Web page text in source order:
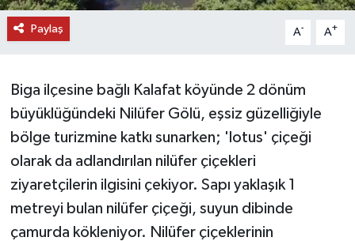
Paylaş A- A+
Biga ilçesine bağlı Kalafat köyünde 2 dönüm
büyüklüğündeki Nilüfer Gölü, eşsiz güzelliğiyle
bölge turizmine katkı sunarken; 'lotus' çiçeği
olarak da adlandırılan nilüfer çiçekleri
ziyaretçilerin ilgisini çekiyor. Sapı yaklaşık 1
metreyi bulan nilüfer çiçeği, suyun dibinde
çamurda kökleniyor. Nilüfer çiçeklerinin
YAZARLAR
MAGAZİN